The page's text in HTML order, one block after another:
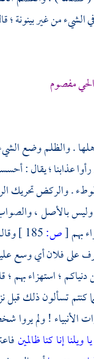
من غير بينونة ؛
مفصوم
. والظلم وضع
عذابنا ؛ يقال :
. والركض تحريك
بالأصل ،
بهم[ص:
على فلان أي وسع
؛ استهزاء بهم ؛
كنتم تسألون ذلك
الأنبياء ! ولم
يا ويلنا إنا كنا ظالمين